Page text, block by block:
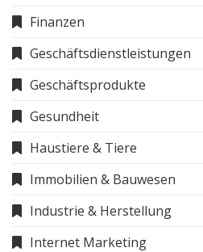
Finanzen
Geschäftsdienstleistungen
Geschäftsprodukte
Gesundheit
Haustiere & Tiere
Immobilien & Bauwesen
Industrie & Herstellung
Internet Marketing